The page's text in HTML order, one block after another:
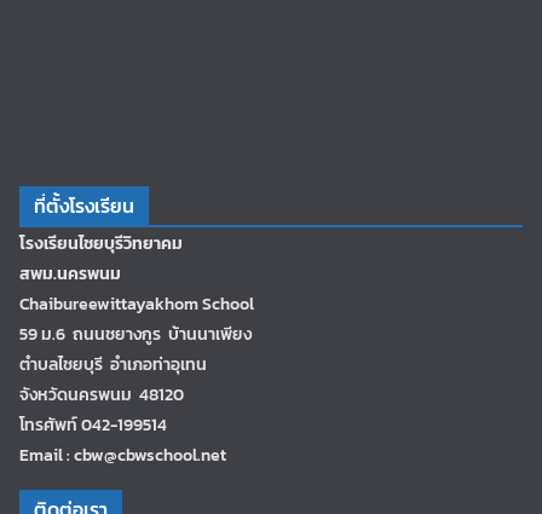
ที่ตั้งโรงเรียน
โรงเรียนไชยบุรีวิทยาคม
สพม.นครพนม
Chaibureewittayakhom School
59 ม.6 ถนนชยางกูร บ้านนาเพียง
ตำบลไชยบุรี อำเภอท่าอุเทน
จังหวัดนครพนม 48120
โทรศัพท์ 042-199514
Email : cbw@cbwschool.net